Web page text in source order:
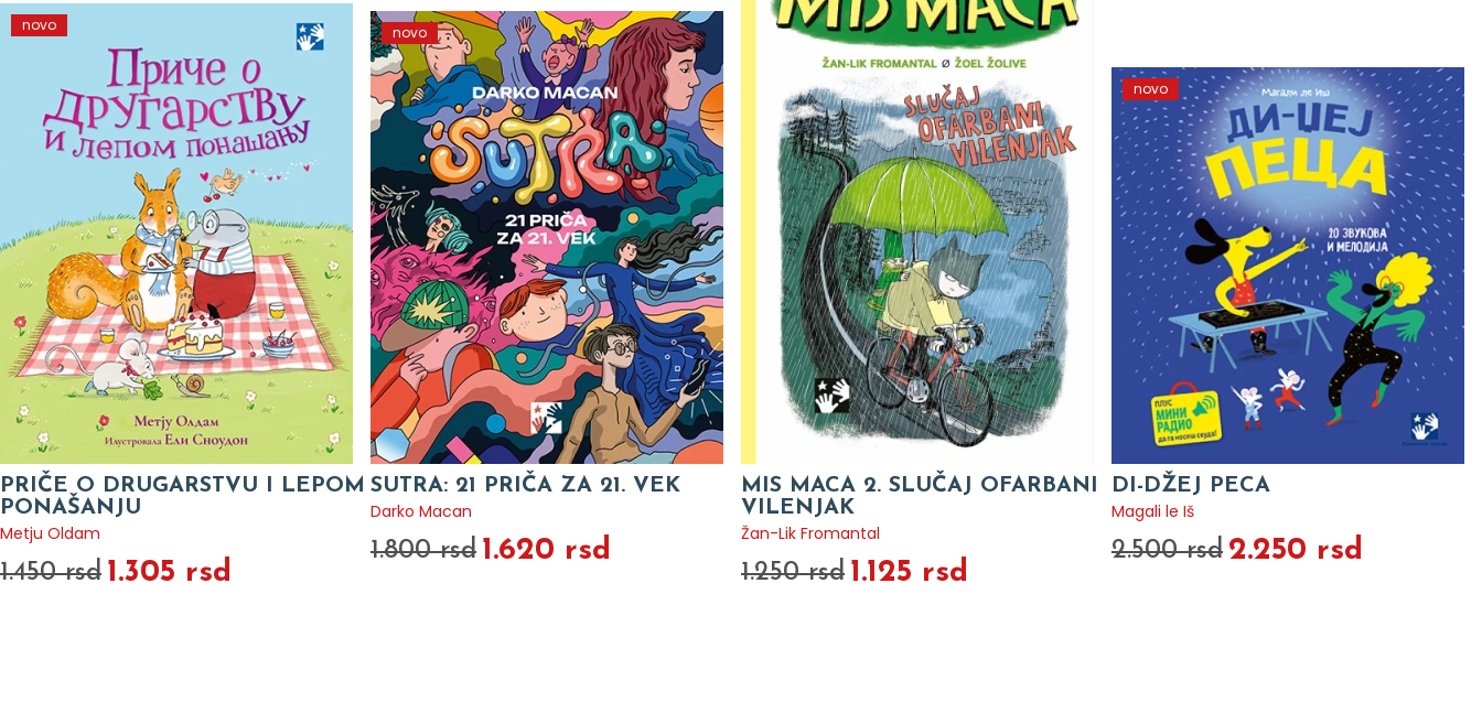
novo
PRIČE O DRUGARSTVU I LEPOM
PONAŠANJU
Metju Oldam
1.450 rsd 1.305 rsd
novo
SUTRA: 21 PRIČA ZA 21. VEK
Darko Macan
1.800 rsd 1.620 rsd
MIS MACA 2. SLUČAJ OFARBANI
VILENJAK
Žan-Lik Fromantal
1.250 rsd 1.125 rsd
novo
DI-DŽEJ PECA
Magali le Iš
2.500 rsd 2.250 rsd